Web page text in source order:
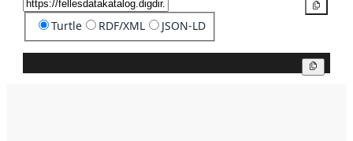
Turtle RDF/XML JSON-LD